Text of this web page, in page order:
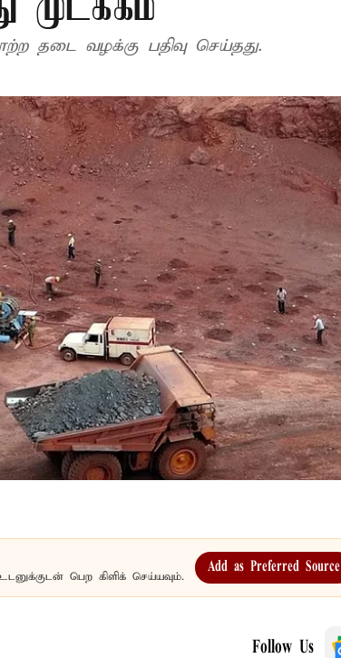
தடை வழக்கு பதிவு செய்தது.
பெற கிளிக் செய்யவும்.
Add as Preferred Source
Follow Us